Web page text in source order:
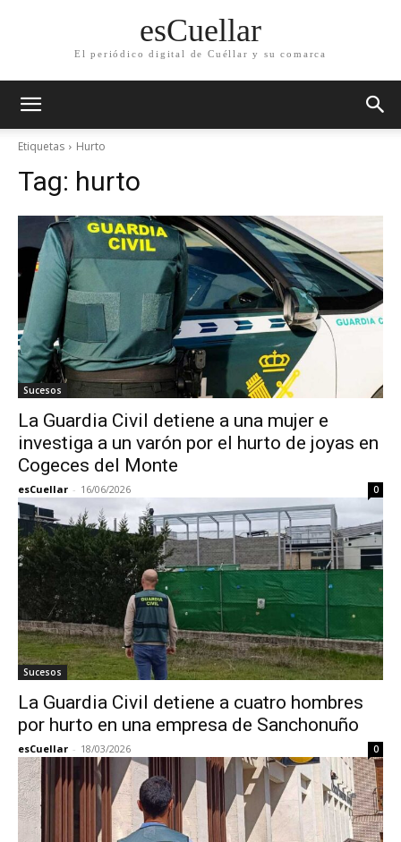
esCuellar
El periódico digital de Cuéllar y su comarca
Etiquetas Hurto
Tag: hurto
Sucesos
La Guardia Civil detiene a una mujer e
investiga a un varón por el hurto de joyas en
Cogeces del Monte
esCuellar - 16/06/2026 0
Sucesos
La Guardia Civil detiene a cuatro hombres
por hurto en una empresa de Sanchonuño
esCuellar - 18/03/2026 0